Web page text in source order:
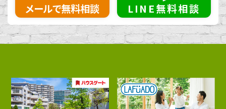
メールで無料相談 LINE無料相談